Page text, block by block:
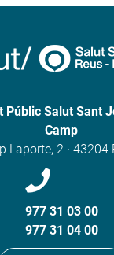
Públic Salut Sant
Camp
Laporte, 2 ·
977 31 03 00
977 31 04 00